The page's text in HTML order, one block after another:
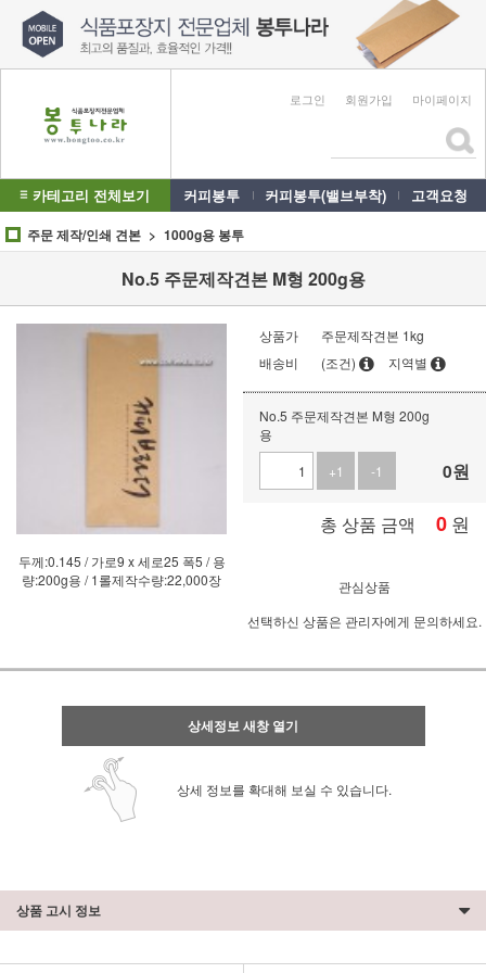
로그인 회원가입 마이페이지
카테고리 전체보기 커피봉투 커피봉투(밸브부착) 고객요청
주문 제작/인쇄 견본 1000g용 봉투
No.5 주문제작견본 M형 200g용
두께:0.145 / 가로9 x 세로25 폭5 / 용
량:200g용 / 1롤제작수량:22,000장
상품가
주문제작견본 1kg
배송비
(조건) 지역별
No.5 주문제작견본 M형 200g
용
+1
-1 0원
총 상품 금액 0 원
관심상품
선택하신 상품은 관리자에게 문의하세요.
상세정보 새창 열기
상세 정보를 확대해 보실 수 있습니다.
상품 고시 정보